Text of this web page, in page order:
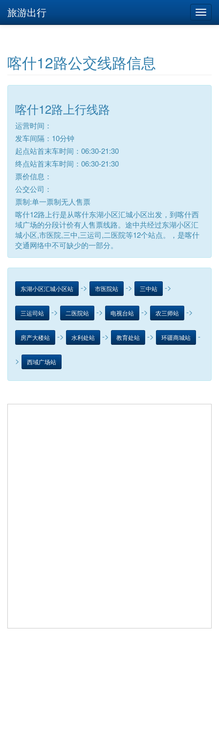
旅游出行
喀什12路公交线路信息
喀什12路上行线路
运营时间：
发车间隔：10分钟
起点站首末车时间：06:30-21:30
终点站首末车时间：06:30-21:30
票价信息：
公交公司：
票制:单一票制无人售票
喀什12路上行是从喀什东湖小区汇城小区出发，到喀什西
域广场的分段计价有人售票线路。途中共经过东湖小区汇
城小区,市医院,三中,三运司,二医院等12个站点。，是喀什
交通网络中不可缺少的一部分。
东湖小区汇城小区站 -> 市医院站 -> 三中站 ->
三运司站 -> 二医院站 -> 电视台站 -> 农三师站 ->
房产大楼站 -> 水利处站 -> 教育处站 -> 环疆商城站 -
> 西域广场站